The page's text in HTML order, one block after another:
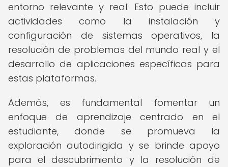
entorno relevante y real. Esto puede incluir
actividades como la instalación y
configuración de sistemas operativos, la
resolución de problemas del mundo real y el
desarrollo de aplicaciones específicas para
estas plataformas.
Además, es fundamental fomentar un
enfoque de aprendizaje centrado en el
estudiante, donde se promueva la
exploración autodirigida y se brinde apoyo
para el descubrimiento y la resolución de